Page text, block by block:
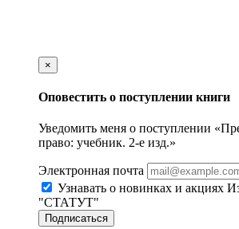
×
Оповестить о поступлении книги
Уведомить меня о поступлении
право: учебник. 2-е изд.»
Электронная почта
Узнавать о новинках и акциях
"СТАТУТ"
Подписаться